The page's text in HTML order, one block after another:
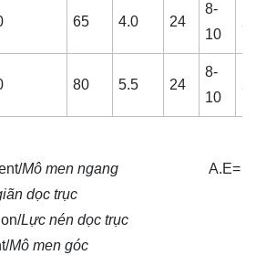
65 4.0 24
8-
10
80 5.5 24
8-
10
Mô men ngang
A.E=
dọc trục
Lực nén dọc trục
Mô men góc